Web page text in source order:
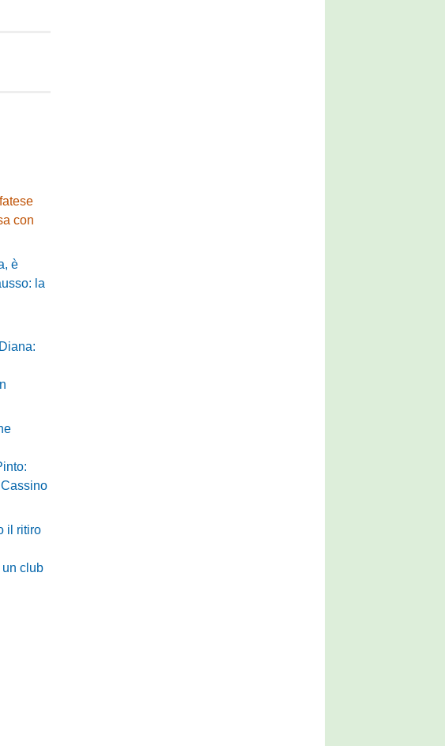
con
è
la
il ritiro
club